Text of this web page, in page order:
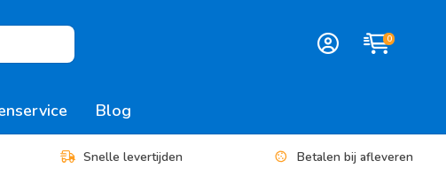
0
Blog
Snelle levertijden Betalen bij afleveren